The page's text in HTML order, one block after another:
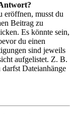
eröffnen, musst du
Beitrag zu
Es könnte sein,
du einen
sind jeweils
aufgelistet. Z. B.
Dateianhänge